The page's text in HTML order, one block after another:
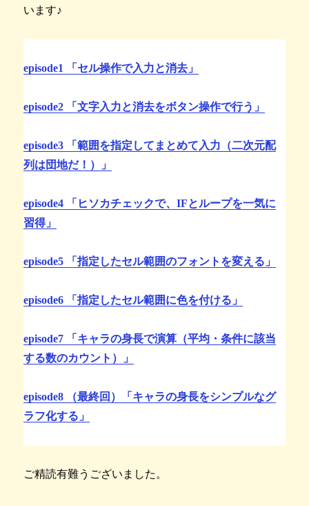
います♪
episode1 「セル操作で入力と消去」
episode2 「文字入力と消去をボタン操作で行う」
episode3 「範囲を指定してまとめて入力（二次元配
列は団地だ！）」
episode4 「ヒソカチェックで、IFとループを一気に
習得」
episode5 「指定したセル範囲のフォントを変える」
episode6 「指定したセル範囲に色を付ける」
episode7 「キャラの身長で演算（平均・条件に該当
する数のカウント）」
episode8 （最終回）「キャラの身長をシンプルなグ
ラフ化する」
ご精読有難うございました。